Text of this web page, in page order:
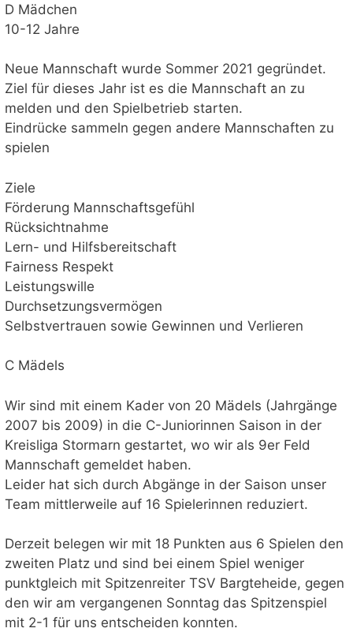
D Mädchen
10-12 Jahre
Neue Mannschaft wurde Sommer 2021 gegründet.
Ziel für dieses Jahr ist es die Mannschaft an zu
melden und den Spielbetrieb starten.
Eindrücke sammeln gegen andere Mannschaften zu
spielen
Ziele
Förderung Mannschaftsgefühl
Rücksichtnahme
Lern- und Hilfsbereitschaft
Fairness Respekt
Leistungswille
Durchsetzungsvermögen
Selbstvertrauen sowie Gewinnen und Verlieren
C Mädels
Wir sind mit einem Kader von 20 Mädels (Jahrgänge
2007 bis 2009) in die C-Juniorinnen Saison in der
Kreisliga Stormarn gestartet, wo wir als 9er Feld
Mannschaft gemeldet haben.
Leider hat sich durch Abgänge in der Saison unser
Team mittlerweile auf 16 Spielerinnen reduziert.
Derzeit belegen wir mit 18 Punkten aus 6 Spielen den
zweiten Platz und sind bei einem Spiel weniger
punktgleich mit Spitzenreiter TSV Bargteheide, gegen
den wir am vergangenen Sonntag das Spitzenspiel
mit 2-1 für uns entscheiden konnten.